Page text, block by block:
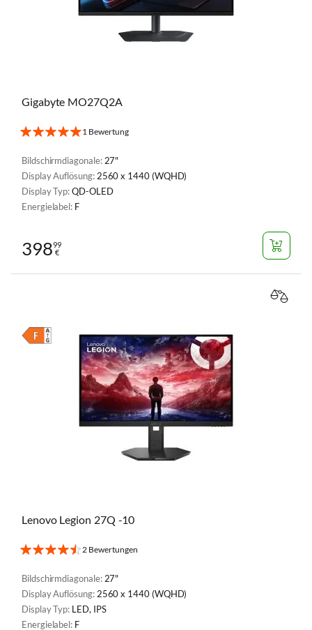
Gigabyte MO27Q2A
1 Bewertung
Bildschirmdiagonale:27"
Display Auflösung:2560 x 1440 (WQHD)
Display Typ:QD-OLED
Energielabel: F
39899
€
Lenovo Legion 27Q -10
2 Bewertungen
Bildschirmdiagonale: 27"
Display Auflösung: 2560 x 1440 (WQHD)
Display Typ: LED, IPS
Energielabel: F